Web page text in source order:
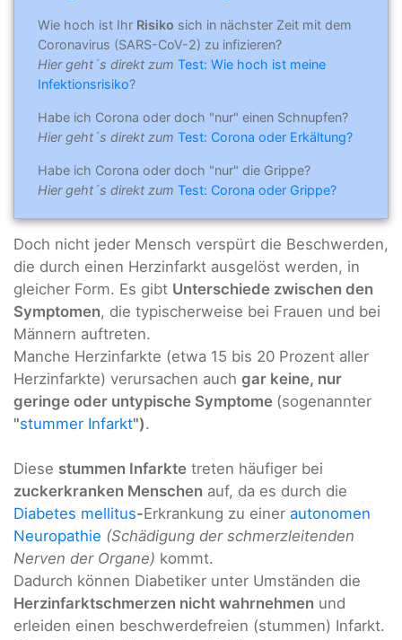
Wie hoch ist Ihr Risiko sich in nächster Zeit mit dem
Coronavirus (SARS-CoV-2) zu infizieren?
Hier geht´s direkt zum Test: Wie hoch ist meine
Infektionsrisiko?
Habe ich Corona oder doch "nur" einen Schnupfen?
Hier geht´s direkt zum Test: Corona oder Erkältung?
Habe ich Corona oder doch "nur" die Grippe?
Hier geht´s direkt zum Test: Corona oder Grippe?
Doch nicht jeder Mensch verspürt die Beschwerden,
die durch einen Herzinfarkt ausgelöst werden, in
gleicher Form. Es gibt Unterschiede zwischen den
Symptomen, die typischerweise bei Frauen und bei
Männern auftreten.
Manche Herzinfarkte (etwa 15 bis 20 Prozent aller
Herzinfarkte) verursachen auch gar keine, nur
geringe oder untypische Symptome (sogenannter
"stummer Infarkt").
Diese stummen Infarkte treten häufiger bei
zuckerkranken Menschen auf, da es durch die
Diabetes mellitus-Erkrankung zu einer autonomen
Neuropathie (Schädigung der schmerzleitenden
Nerven der Organe) kommt.
Dadurch können Diabetiker unter Umständen die
Herzinfarktschmerzen nicht wahrnehmen und
erleiden einen beschwerdefreien (stummen) Infarkt.